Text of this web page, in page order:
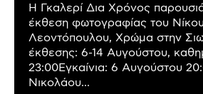
Η Γκαλερί Δια Χρόνος
έκθεση φωτογραφίας του Νίκου
Λεοντόπουλου, Χρώμα στην
έκθεσης: 6-14 Αυγούστου,
23:00Εγκαίνια: 6 Αυγούστου
Νικολάου...